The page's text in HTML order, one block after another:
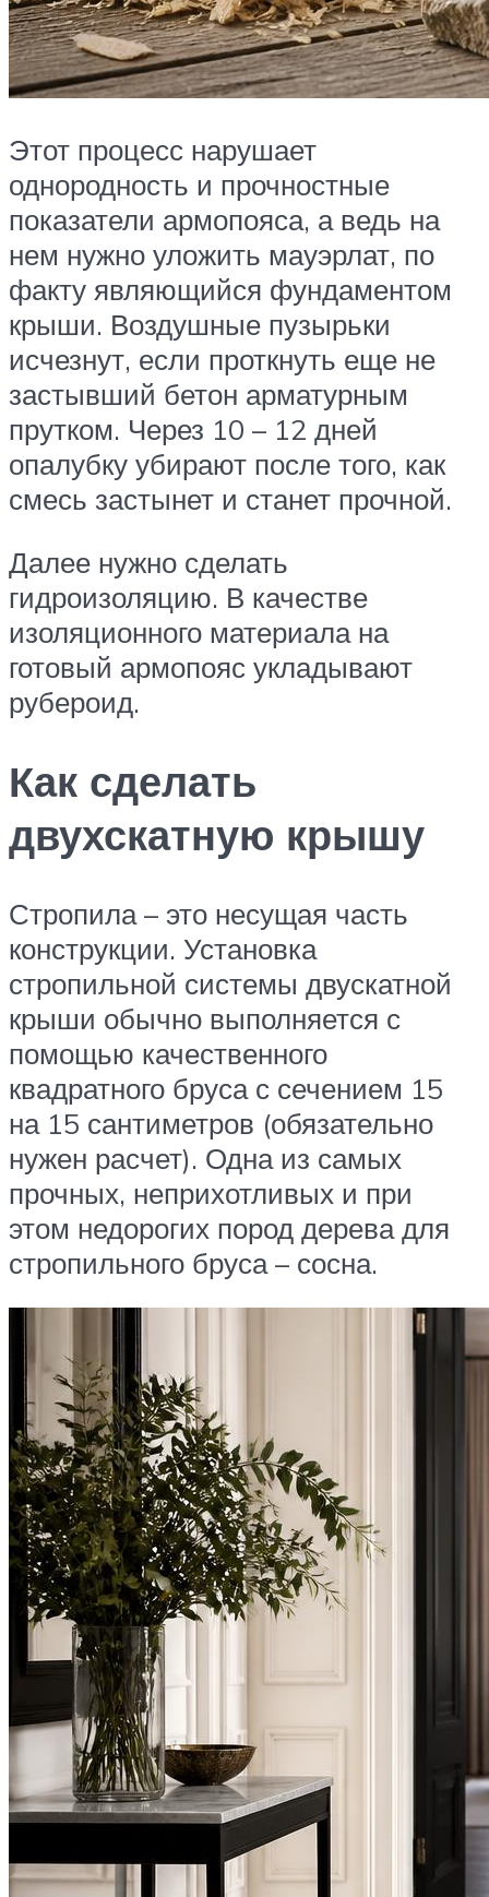
Этот процесс нарушает
однородность и прочностные
показатели армопояса, а ведь на
нем нужно уложить мауэрлат, по
факту являющийся фундаментом
крыши. Воздушные пузырьки
исчезнут, если проткнуть еще не
застывший бетон арматурным
прутком. Через 10 – 12 дней
опалубку убирают после того, как
смесь застынет и станет прочной.
Далее нужно сделать
гидроизоляцию. В качестве
изоляционного материала на
готовый армопояс укладывают
рубероид.
Как сделать
двухскатную крышу
Стропила – это несущая часть
конструкции. Установка
стропильной системы двускатной
крыши обычно выполняется с
помощью качественного
квадратного бруса с сечением 15
на 15 сантиметров (обязательно
нужен расчет). Одна из самых
прочных, неприхотливых и при
этом недорогих пород дерева для
стропильного бруса – сосна.